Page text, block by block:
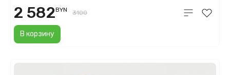
В корзину
2 582BYN 3100